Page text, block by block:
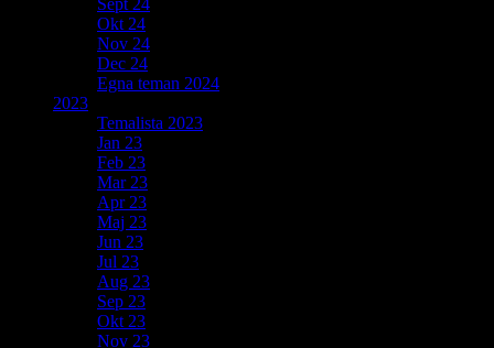
Okt 24
Nov 24
Dec 24
Egna teman 2024
2023
Temalista 2023
Jan 23
Feb 23
Mar 23
Apr 23
Maj 23
Jun 23
Jul 23
Aug 23
Sep 23
Okt 23
Nov 23